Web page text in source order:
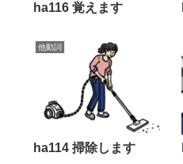
ha116 覚えます
他動詞
ha114 掃除します